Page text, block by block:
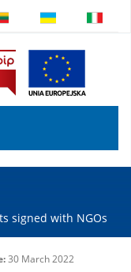
signed with NGOs
30 March 2022